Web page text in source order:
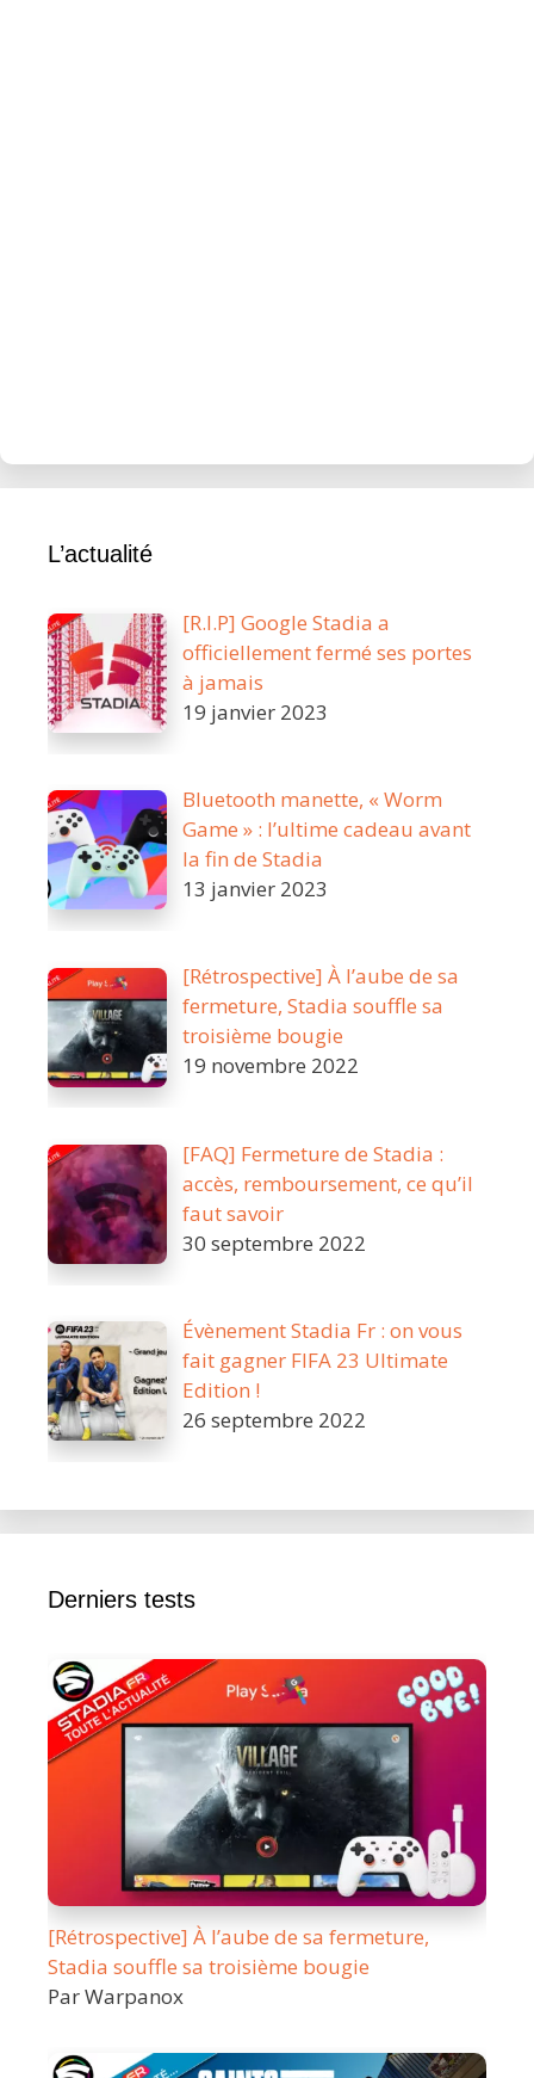
L’actualité
[R.I.P] Google Stadia a
officiellement fermé ses portes
à jamais
19 janvier 2023
Bluetooth manette, « Worm
Game » : l’ultime cadeau avant
la fin de Stadia
13 janvier 2023
[Rétrospective] À l’aube de sa
fermeture, Stadia souffle sa
troisième bougie
19 novembre 2022
[FAQ] Fermeture de Stadia :
accès, remboursement, ce qu’il
faut savoir
30 septembre 2022
Évènement Stadia Fr : on vous
fait gagner FIFA 23 Ultimate
Edition !
26 septembre 2022
Derniers tests
[Rétrospective] À l’aube de sa fermeture,
Stadia souffle sa troisième bougie
Par Warpanox